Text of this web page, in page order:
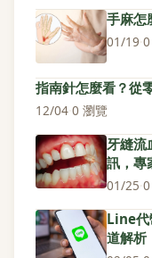
手麻怎
01/19·
指南針怎麼看？從
12/04·0 瀏覽
牙縫流
訊，專
01/25·
Line代
道解析